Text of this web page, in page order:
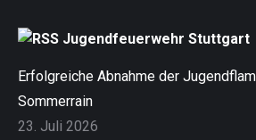
Jugendfeuerwehr Stuttgart
Erfolgreiche Abnahme der
Sommerrain
23. Juli 2026